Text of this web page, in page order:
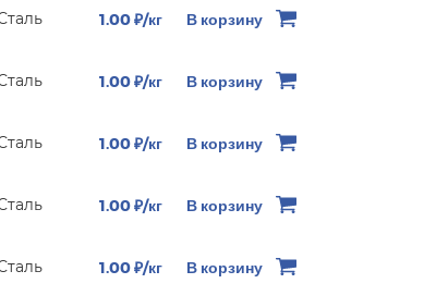
1.00 ₽/кг В корзину
1.00 ₽/кг В корзину
1.00 ₽/кг В корзину
1.00 ₽/кг В корзину
1.00 ₽/кг В корзину